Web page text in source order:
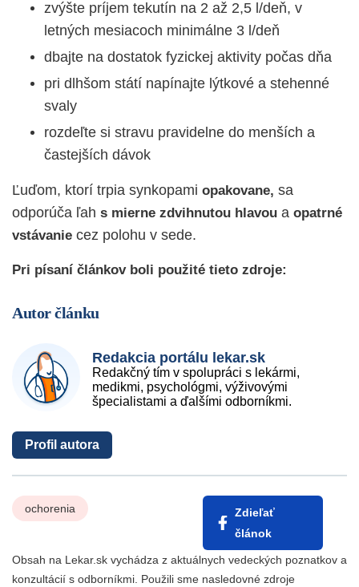
zvýšte príjem tekutín na 2 až 2,5 l/deň, v
letných mesiacoch minimálne 3 l/deň
dbajte na dostatok fyzickej aktivity počas dňa
pri dlhšom státí napínajte lýtkové a stehenné
svaly
rozdeľte si stravu pravidelne do menších a
častejších dávok
Ľuďom, ktorí trpia synkopami opakovane, sa
odporúča ľah s mierne zdvihnutou hlavou a opatrné
vstávanie cez polohu v sede.
Pri písaní článkov boli použité tieto zdroje:
Autor článku
Redakcia portálu lekar.sk
Redakčný tím v spolupráci s lekármi,
medikmi, psychológmi, výživovými
špecialistami a ďalšími odborníkmi.
Profil autora
ochorenia
Zdieľať
článok
Obsah na Lekar.sk vychádza z aktuálnych vedeckých poznatkov a
konzultácií s odborníkmi. Použili sme nasledovné zdroje